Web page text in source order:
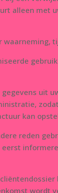
alleen met
waarneming,
gegevens uit
kan
reden
eerst
wordt